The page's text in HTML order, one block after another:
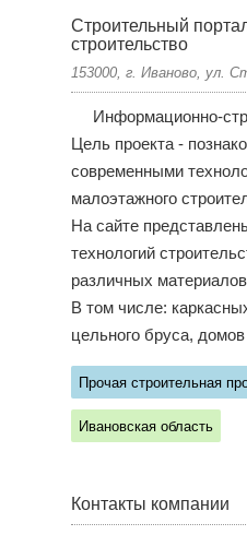
Строительный
строительство
153000, г. Иваново, ул.
Информационно-
Цель проекта -
современными
малоэтажного
На сайте
технологий
различных
В том числе:
цельного бруса,
Прочая строительная
Ивановская область
Контакты компании